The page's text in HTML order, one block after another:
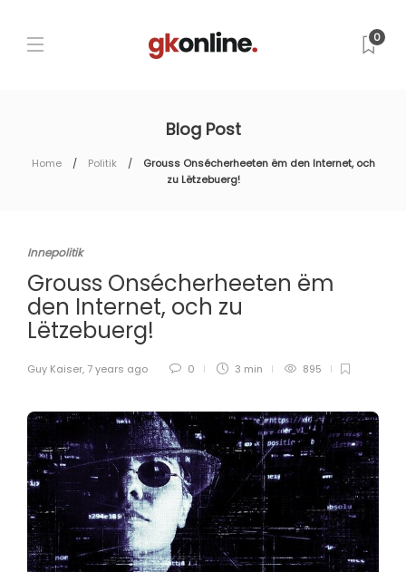
0
Blog Post
Home Politik
Grouss Onsécherheeten ëm den Internet, och
zu Lëtzebuerg!
Innepolitik
Grouss Onsécherheeten ëm
den Internet, och zu
Lëtzebuerg!
Guy Kaiser, 7 years ago 0 3 min 895